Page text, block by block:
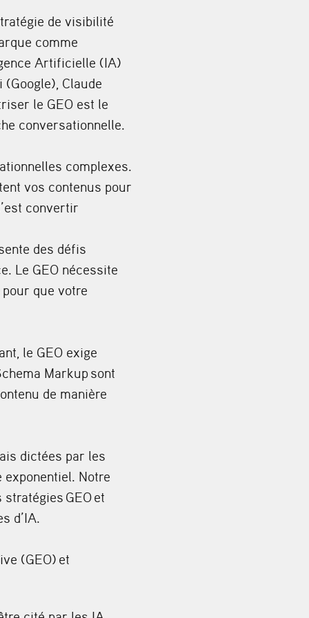
de visibilité
comme
Artificielle (IA)
Claude
le GEO est le
conversationnelle.
complexes.
vos contenus pour
convertir
des défis
Le GEO nécessite
que votre
le GEO exige
Markupsont
de manière
dictées par les
Notre
stratégies GEOet
d’IA.
(GEO) et